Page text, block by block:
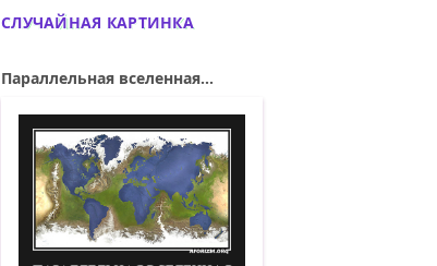
СЛУЧАЙНАЯ КАРТИНКА
Параллельная вселенная...